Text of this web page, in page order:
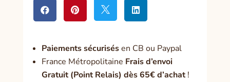
   
Paiements sécurisésen CB ou Paypal
France Métropolitaine Frais d’envoi
Gratuit (Point Relais) dès 65€ d’achat!